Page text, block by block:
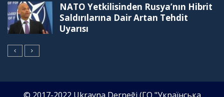
NATO Yetkilisinden Rusya’nın Hibrit
Saldırılarına Dair Artan Tehdit
Uyarısı